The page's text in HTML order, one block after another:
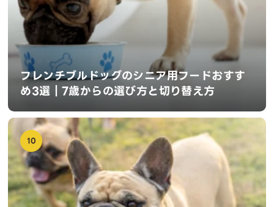
フレンチブルドッグのシニア用フードおすす
め3選｜7歳からの選び方と切り替え方
10